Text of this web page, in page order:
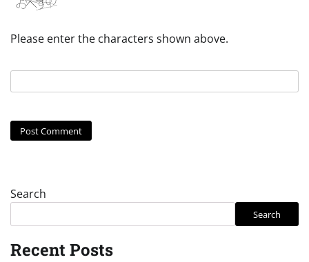
Please enter the characters shown above.
Search
Search
Recent Posts